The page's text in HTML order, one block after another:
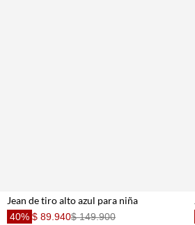
Jean de tiro alto azul para niña
40% $ 89.940$ 149.900